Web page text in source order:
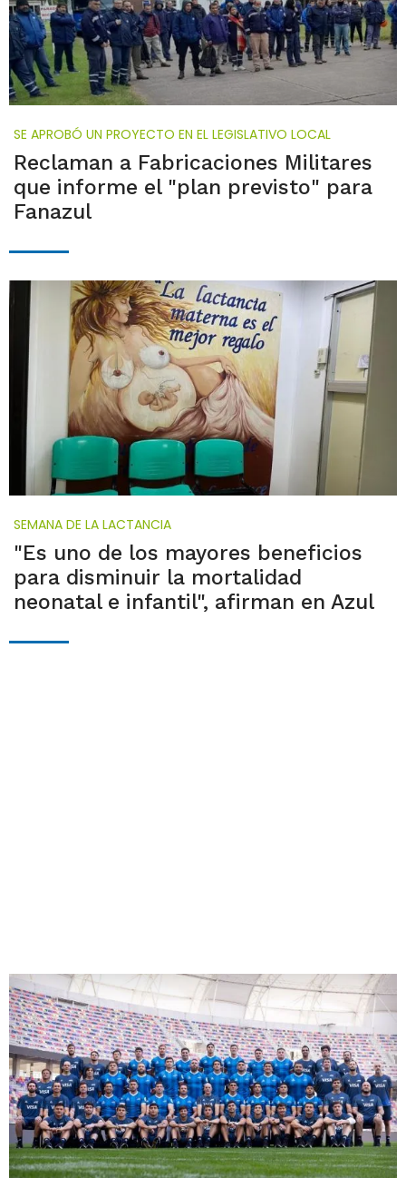
SE APROBÓ UN PROYECTO EN EL LEGISLATIVO LOCAL
Reclaman a Fabricaciones Militares
que informe el "plan previsto" para
Fanazul
SEMANA DE LA LACTANCIA
"Es uno de los mayores beneficios
para disminuir la mortalidad
neonatal e infantil", afirman en Azul